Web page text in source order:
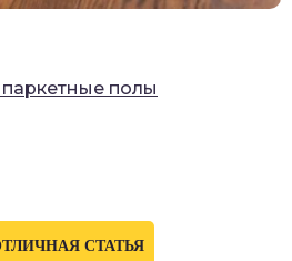
полы
СТАТЬЯ